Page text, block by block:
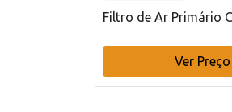
Filtro de Ar Primário
Ver Preço